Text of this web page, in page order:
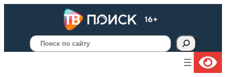
Поиск